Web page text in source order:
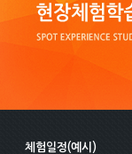
체험일정(예시)